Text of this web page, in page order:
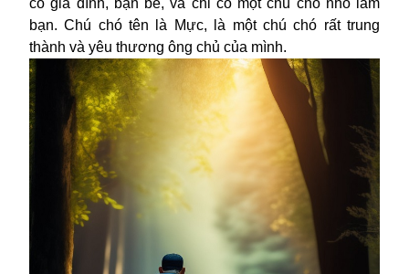
bạn. Chú chó tên là Mực, là một chú chó rất trung
thành và yêu thương ông chủ của mình.